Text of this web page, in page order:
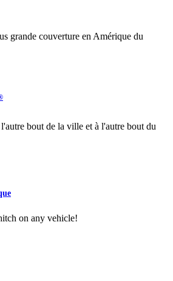
grande couverture en Amérique du
bout de la ville et à l'autre bout du
on any vehicle!